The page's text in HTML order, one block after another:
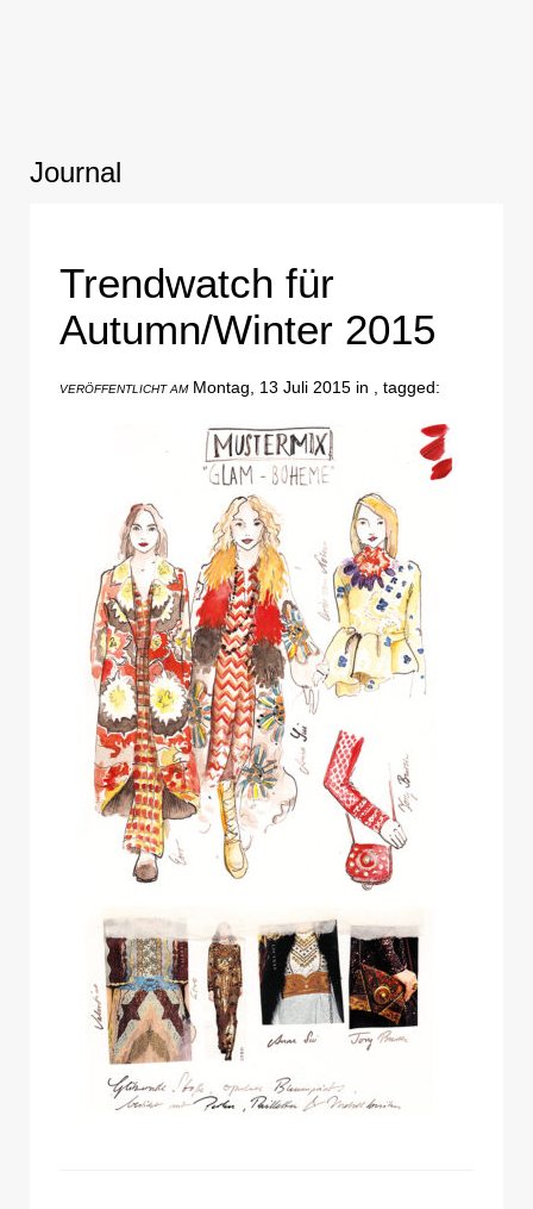
Journal
Trendwatch für
Autumn/Winter 2015
VERÖFFENTLICHT AMMontag, 13 Juli 2015 in , tagged: